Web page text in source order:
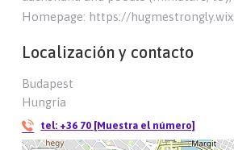
Homepage: https://
Localización y contacto
Budapest
Hungría
tel: +36 70 [Muestra el número]